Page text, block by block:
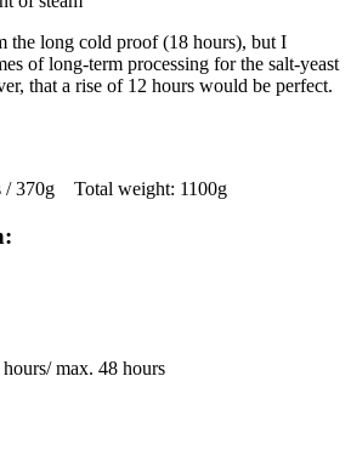
the long cold proof (18 hours), but I
of long-term processing for the salt-yeast
that a rise of 12 hours would be perfect.
/ 370g Total weight: 1100g
max. 48 hours